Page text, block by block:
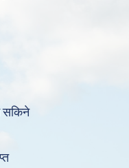
सकिने